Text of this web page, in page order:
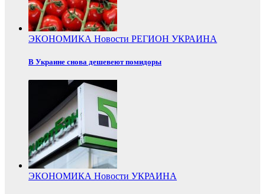
ЭКОНОМИКА Новости РЕГИОН УКРАИНА
В Украине снова дешевеют помидоры
ЭКОНОМИКА Новости УКРАИНА